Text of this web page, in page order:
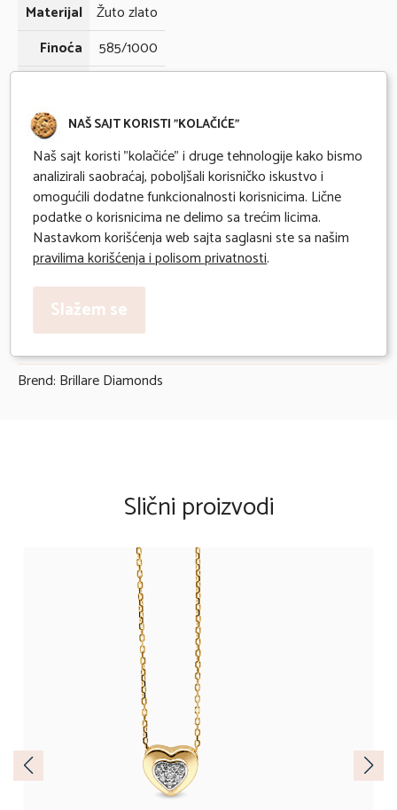
Materijal
Finoća
Žuto zlato
585/1000
Odmah dostupno
Kupovina na 6 mesečnih rata karticama Banke Intese
Očekivano vreme isporuke 2 radna dana
Deklaracija:
Godina uvoza: 2025
Brend: Brillare Diamonds
Slični proizvodi
NAŠ SAJT KORISTI "KOLAČIĆE"
Naš sajt koristi "kolačiće" i druge tehnologije kako bismo
analizirali saobraćaj, poboljšali korisničko iskustvo i
omogućili dodatne funkcionalnosti korisnicima. Lične
podatke o korisnicima ne delimo sa trećim licima.
Nastavkom korišćenja web sajta saglasni ste sa našim
pravilima korišćenja i polisom privatnosti.
Slažem se